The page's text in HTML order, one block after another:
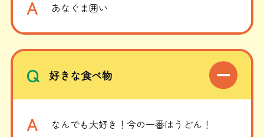
A あなぐま囲い
Q 好きな食べ物
A なんでも大好き！今の一番はうどん！